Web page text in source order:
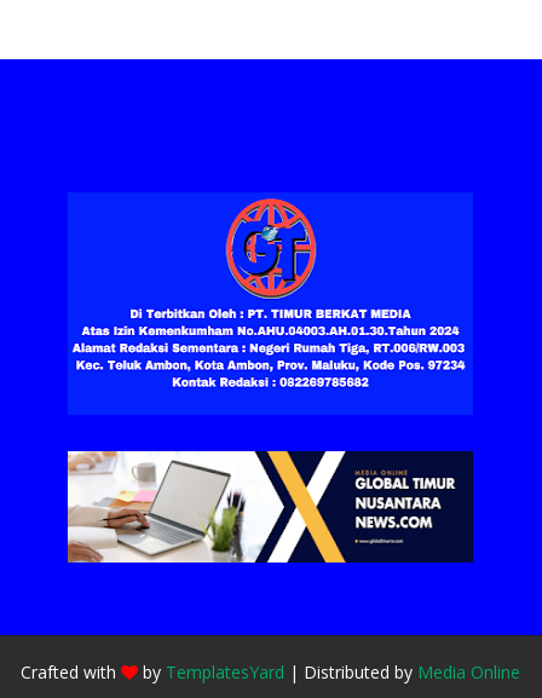
Crafted with by TemplatesYard | Distributed by Media Online